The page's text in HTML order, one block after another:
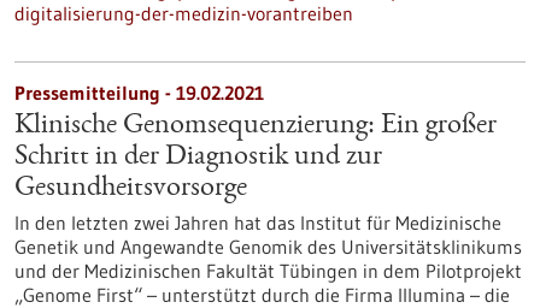
digitalisierung-der-medizin-vorantreiben
Pressemitteilung - 19.02.2021
Klinische Genomsequenzierung: Ein großer
Schritt in der Diagnostik und zur
Gesundheitsvorsorge
In den letzten zwei Jahren hat das Institut für Medizinische
Genetik und Angewandte Genomik des Universitätsklinikums
und der Medizinischen Fakultät Tübingen in dem Pilotprojekt
„Genome First“ – unterstützt durch die Firma Illumina – die